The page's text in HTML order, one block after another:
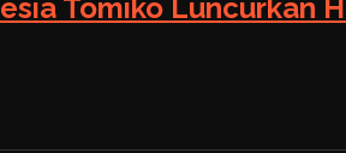
Tomiko Luncurkan